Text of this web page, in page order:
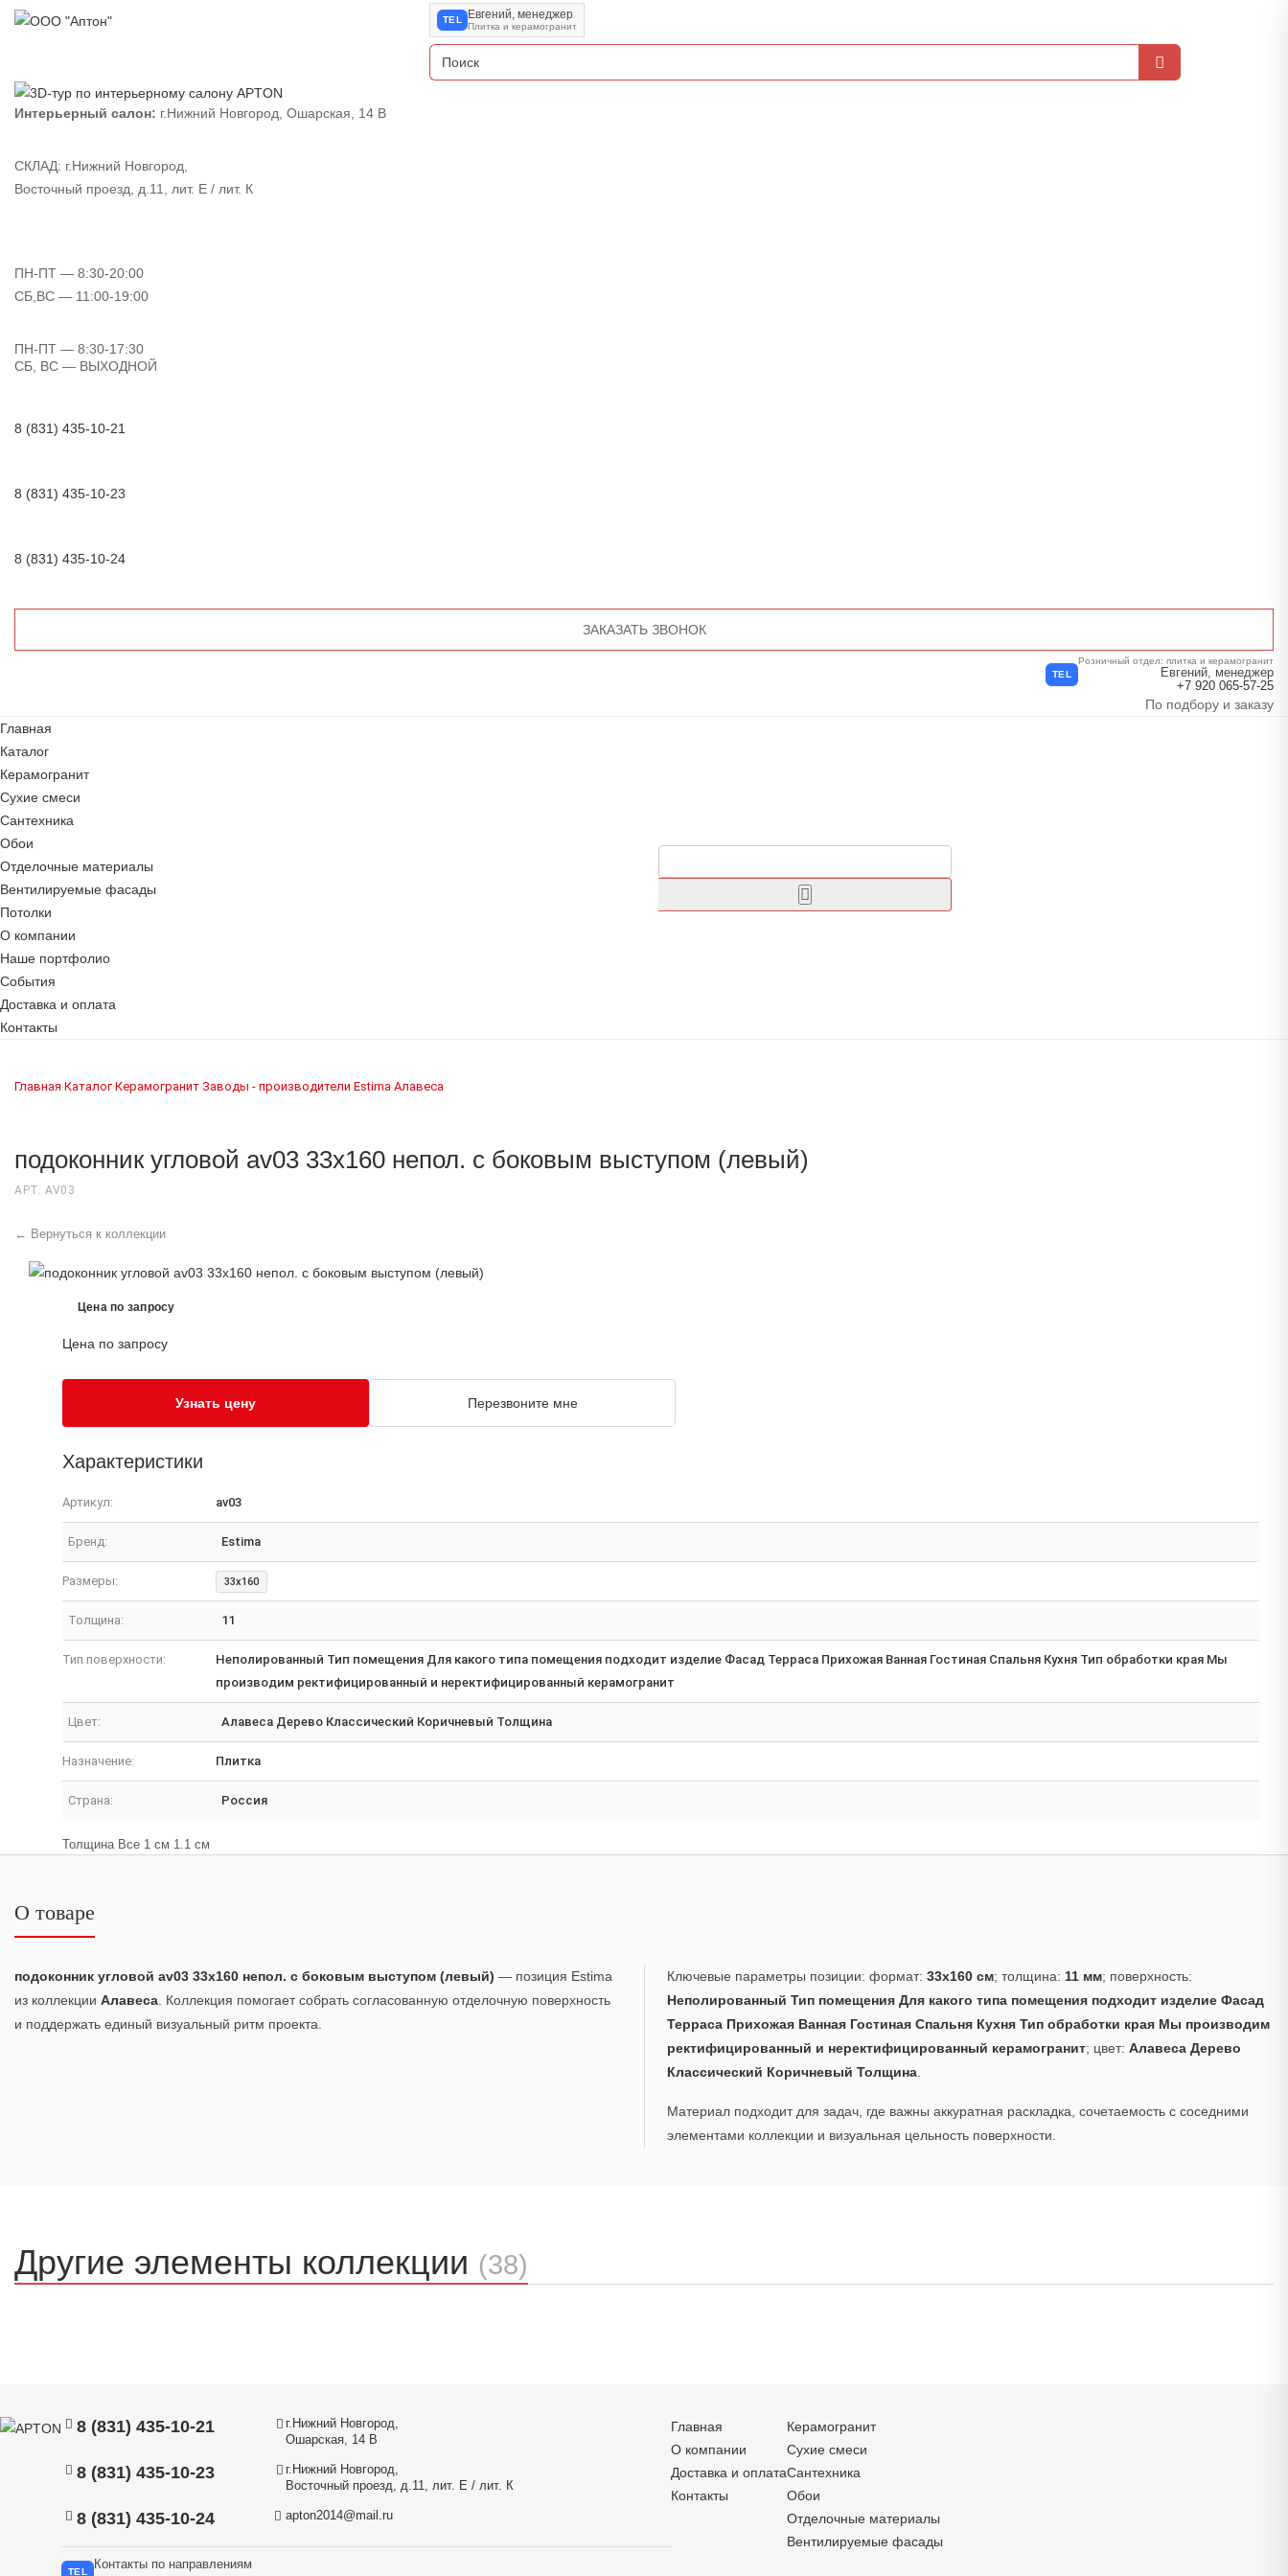
TEL Евгений, менеджер
Плитка и керамогранит
Интерьерный салон: г.Нижний Новгород, Ошарская, 14 В
СКЛАД: г.Нижний Новгород,
Восточный проезд, д.11, лит. Е / лит. К
ПН-ПТ — 8:30-20:00
СБ,ВС — 11:00-19:00
ПН-ПТ — 8:30-17:30
СБ, ВС — ВЫХОДНОЙ
8 (831) 435-10-21
8 (831) 435-10-23
8 (831) 435-10-24
ЗАКАЗАТЬ ЗВОНОК
TEL
Розничный отдел: плитка и керамогранит
Евгений, менеджер
+7 920 065-57-25
По подбору и заказу
Главная
Каталог
Керамогранит
Сухие смеси
Сантехника
Обои
Отделочные материалы
Вентилируемые фасады
Потолки
О компании
Наше портфолио
События
Доставка и оплата
Контакты
Главная›Каталог›Керамогранит›Заводы - производители›Estima›Алавеса
подоконник угловой av03 33х160 непол. с боковым выступом (левый)
АРТ. AV03
← Вернуться к коллекции
Цена по запросу
Цена по запросу
Узнать цену Перезвоните мне
Характеристики
Артикул: av03
Бренд: Estima
Размеры: 33x160
Толщина: 11
Тип поверхности:
Неполированный Тип помещения Для какого типа помещения подходит изделие Фасад Терраса Прихожая Ванная Гостиная Спальня Кухня Тип обработки края Мы
производим ректифицированный и неректифицированный керамогранит
Цвет: Алавеса Дерево Классический Коричневый Толщина
Назначение: Плитка
Страна: Россия
Толщина Все 1 см 1.1 см
О товаре
подоконник угловой av03 33х160 непол. с боковым выступом (левый) — позиция Estima
из коллекции Алавеса. Коллекция помогает собрать согласованную отделочную поверхность
и поддержать единый визуальный ритм проекта.
Ключевые параметры позиции: формат: 33x160 см; толщина: 11 мм; поверхность:
Неполированный Тип помещения Для какого типа помещения подходит изделие Фасад
Терраса Прихожая Ванная Гостиная Спальня Кухня Тип обработки края Мы производим
ректифицированный и неректифицированный керамогранит; цвет: Алавеса Дерево
Классический Коричневый Толщина.
Материал подходит для задач, где важны аккуратная раскладка, сочетаемость с соседними
элементами коллекции и визуальная цельность поверхности.
Другие элементы коллекции (38)
8 (831) 435-10-21
8 (831) 435-10-23
8 (831) 435-10-24
г.Нижний Новгород,
Ошарская, 14 В
г.Нижний Новгород,
Восточный проезд, д.11, лит. Е / лит. К
apton2014@mail.ru
TEL
Контакты по направлениям
Главная
О компании
Доставка и оплата
Контакты
Керамогранит
Сухие смеси
Сантехника
Обои
Отделочные материалы
Вентилируемые фасады